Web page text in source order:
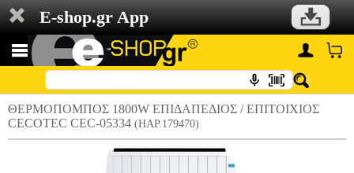
E-shop.gr App
ΘΕΡΜΟΠΟΜΠΟΣ 1800W ΕΠΙΔΑΠΕΔΙΟΣ / ΕΠΙΤΟΙΧΙΟΣ
CECOTEC CEC-05334 (HAP.179470)